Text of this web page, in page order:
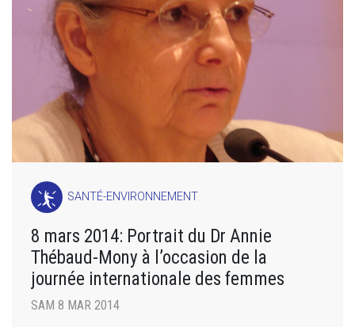
SANTÉ-ENVIRONNEMENT
8 mars 2014: Portrait du Dr Annie
Thébaud-Mony à l’occasion de la
journée internationale des femmes
SAM 8 MAR 2014